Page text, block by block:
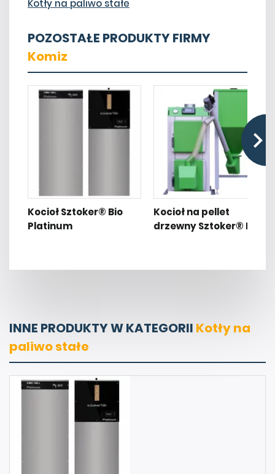
Kotły na paliwo stałe
POZOSTAŁE PRODUKTY FIRMY
Komiz
Kocioł Sztoker® Bio
Platinum
Kocioł na pellet
drzewny Sztoker® Bio
INNE PRODUKTY W KATEGORII Kotły na
paliwo stałe